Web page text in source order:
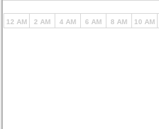
12 AM 2 AM 4 AM 6 AM 8 AM 10 AM